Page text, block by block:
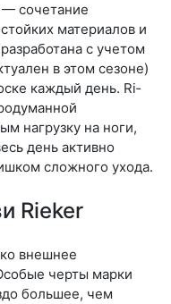
— сочетание
материалов и
с учетом
в этом сезоне)
каждый день. Ri­
нагрузку на ноги,
день активно
сложного ухода.
Rieker
внешнее
черты марки
большее, чем